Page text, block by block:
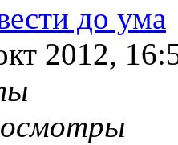
до ума
2012,